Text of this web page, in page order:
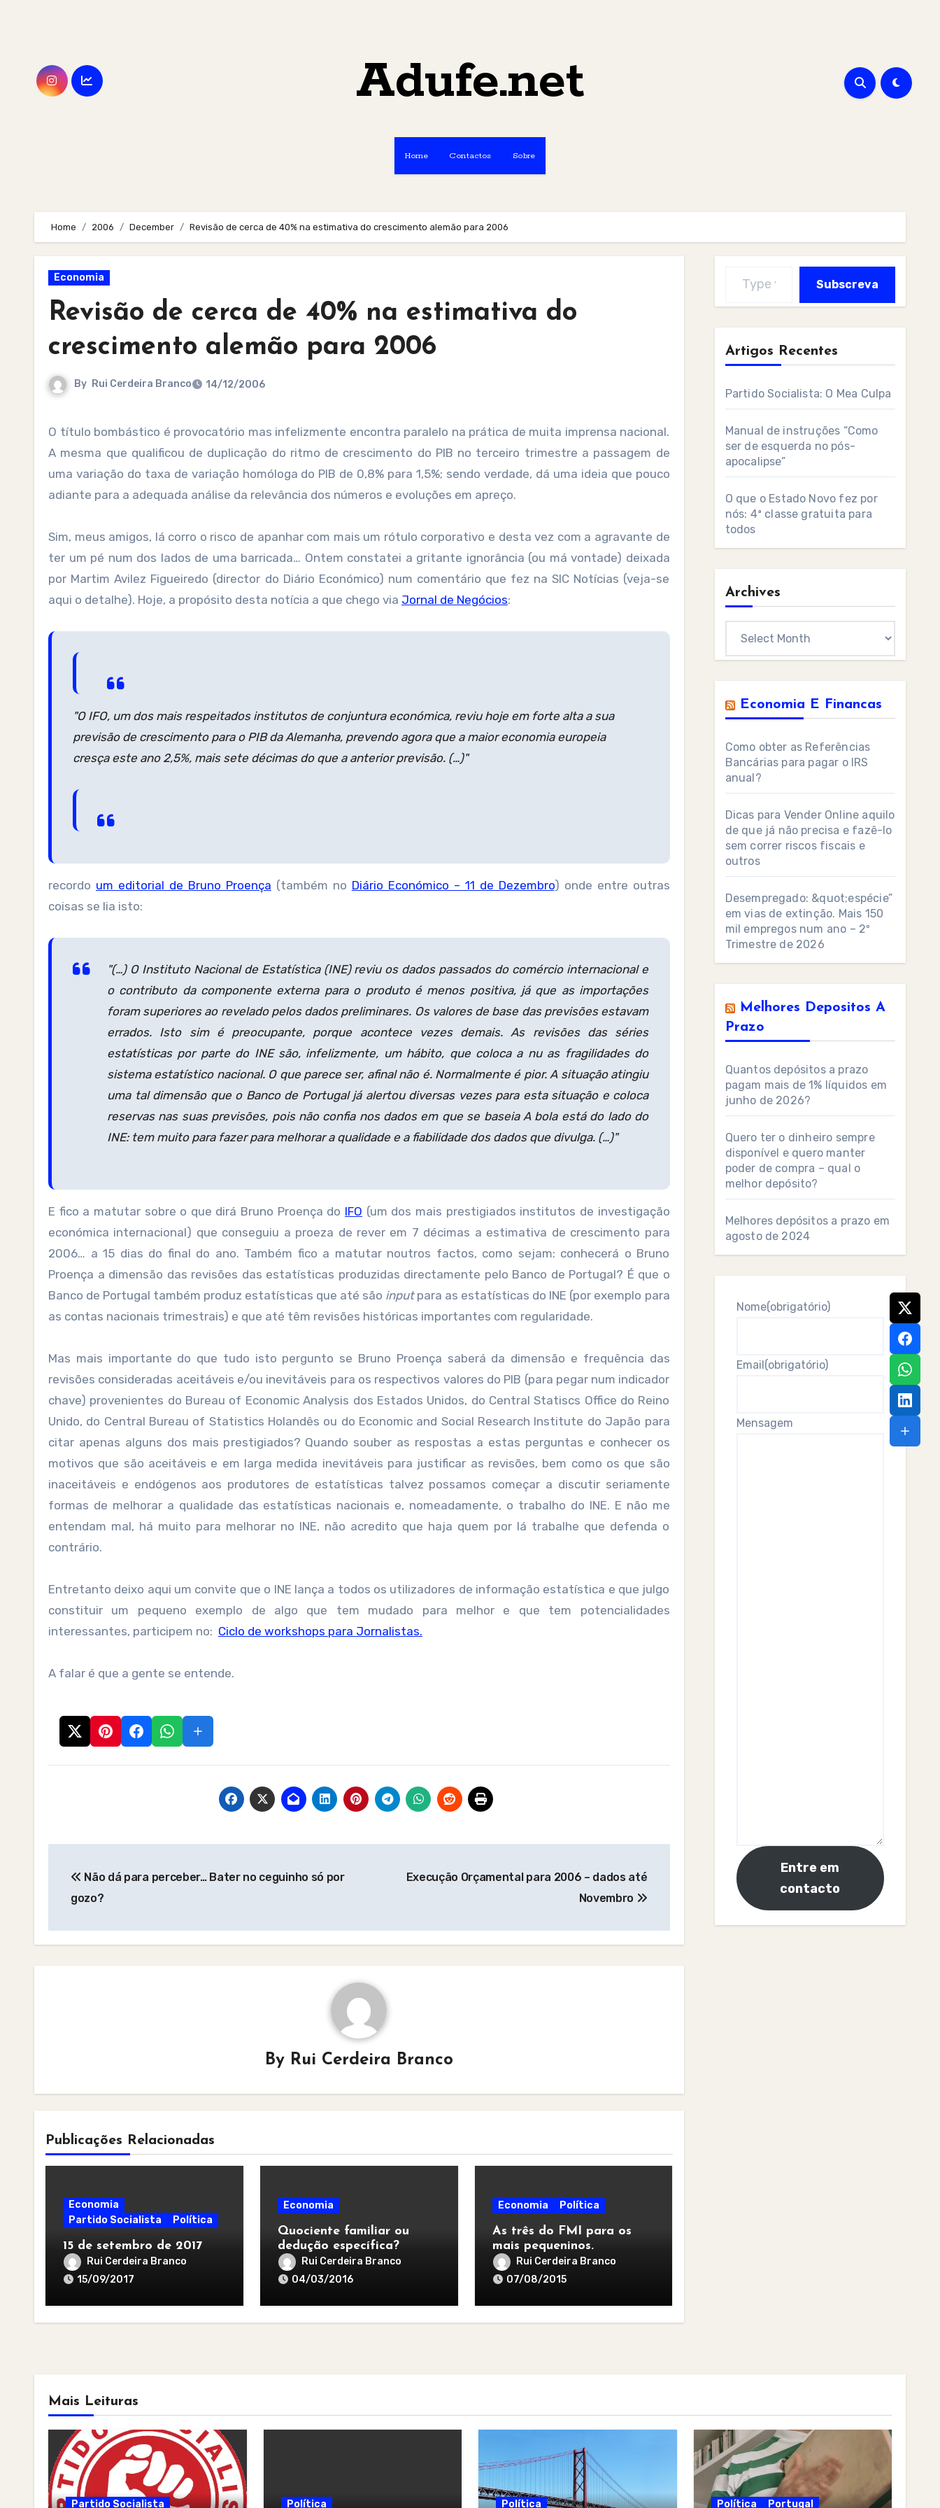
Adufe.net
Home Contactos Sobre
Home 2006 December Revisão de cerca de 40% na estimativa do crescimento alemão para 2006
Economia
Revisão de cerca de 40% na estimativa do
crescimento alemão para 2006
By Rui Cerdeira Branco 14/12/2006
O título bombástico é provocatório mas infelizmente encontra paralelo na prática de muita imprensa nacional.
A mesma que qualificou de duplicação do ritmo de crescimento do PIB no terceiro trimestre a passagem de
uma variação do taxa de variação homóloga do PIB de 0,8% para 1,5%; sendo verdade, dá uma ideia que pouco
adiante para a adequada análise da relevância dos números e evoluções em apreço.
Sim, meus amigos, lá corro o risco de apanhar com mais um rótulo corporativo e desta vez com a agravante de
ter um pé num dos lados de uma barricada… Ontem constatei a gritante ignorância (ou má vontade) deixada
por Martim Avilez Figueiredo (director do Diário Económico) num comentário que fez na SIC Notícias (veja-se
aqui o detalhe). Hoje, a propósito desta notícia a que chego via Jornal de Negócios:
"O IFO, um dos mais respeitados institutos de conjuntura económica, reviu hoje em forte alta a sua
previsão de crescimento para o PIB da Alemanha, prevendo agora que a maior economia europeia
cresça este ano 2,5%, mais sete décimas do que a anterior previsão. (…)"
recordo um editorial de Bruno Proença (também no Diário Económico – 11 de Dezembro) onde entre outras
coisas se lia isto:
"(…) O Instituto Nacional de Estatística (INE) reviu os dados passados do comércio internacional e
o contributo da componente externa para o produto é menos positiva, já que as importações
foram superiores ao revelado pelos dados preliminares. Os valores de base das previsões estavam
errados. Isto sim é preocupante, porque acontece vezes demais. As revisões das séries
estatísticas por parte do INE são, infelizmente, um hábito, que coloca a nu as fragilidades do
sistema estatístico nacional. O que parece ser, afinal não é. Normalmente é pior. A situação atingiu
uma tal dimensão que o Banco de Portugal já alertou diversas vezes para esta situação e coloca
reservas nas suas previsões, pois não confia nos dados em que se baseia A bola está do lado do
INE: tem muito para fazer para melhorar a qualidade e a fiabilidade dos dados que divulga. (…)"
E fico a matutar sobre o que dirá Bruno Proença do IFO (um dos mais prestigiados institutos de investigação
económica internacional) que conseguiu a proeza de rever em 7 décimas a estimativa de crescimento para
2006… a 15 dias do final do ano. Também fico a matutar noutros factos, como sejam: conhecerá o Bruno
Proença a dimensão das revisões das estatísticas produzidas directamente pelo Banco de Portugal? É que o
Banco de Portugal também produz estatísticas que até são inputpara as estatísticas do INE (por exemplo para
as contas nacionais trimestrais) e que até têm revisões históricas importantes com regularidade.
Mas mais importante do que tudo isto pergunto se Bruno Proença saberá da dimensão e frequência das
revisões consideradas aceitáveis e/ou inevitáveis para os respectivos valores do PIB (para pegar num indicador
chave) provenientes do Bureau of Economic Analysis dos Estados Unidos, do Central Statiscs Office do Reino
Unido, do Central Bureau of Statistics Holandês ou do Economic and Social Research Institute do Japão para
citar apenas alguns dos mais prestigiados? Quando souber as respostas a estas perguntas e conhecer os
motivos que são aceitáveis e em larga medida inevitáveis para justificar as revisões, bem como os que são
inaceitáveis e endógenos aos produtores de estatísticas talvez possamos começar a discutir seriamente
formas de melhorar a qualidade das estatísticas nacionais e, nomeadamente, o trabalho do INE. E não me
entendam mal, há muito para melhorar no INE, não acredito que haja quem por lá trabalhe que defenda o
contrário.
Entretanto deixo aqui um convite que o INE lança a todos os utilizadores de informação estatística e que julgo
constituir um pequeno exemplo de algo que tem mudado para melhor e que tem potencialidades
interessantes, participem no: Ciclo de workshops para Jornalistas.
A falar é que a gente se entende.
navigation
Não dá para perceber… Bater no ceguinho só por
gozo?
Execução Orçamental para 2006 – dados até
Novembro
By Rui Cerdeira Branco
Publicações Relacionadas
Economia
Partido Socialista
Política
15 de setembro de 2017
Rui Cerdeira Branco
15/09/2017
Economia
Quociente familiar ou
dedução específica?
Rui Cerdeira Branco
04/03/2016
Economia Política
As três do FMI para os
mais pequeninos.
Rui Cerdeira Branco
07/08/2015
Subscreva
Artigos Recentes
Partido Socialista: O Mea Culpa
Manual de instruções “Como
ser de esquerda no pós-
apocalipse”
O que o Estado Novo fez por
nós: 4ª classe gratuita para
todos
Archives
Economia E Financas
Como obter as Referências
Bancárias para pagar o IRS
anual?
Dicas para Vender Online aquilo
de que já não precisa e fazê-lo
sem correr riscos fiscais e
outros
Desempregado: &quot;espécie”
em vias de extinção. Mais 150
mil empregos num ano – 2º
Trimestre de 2026
Melhores Depositos A
Prazo
Quantos depósitos a prazo
pagam mais de 1% líquidos em
junho de 2026?
Quero ter o dinheiro sempre
disponível e quero manter
poder de compra – qual o
melhor depósito?
Melhores depósitos a prazo em
agosto de 2024
Nome(obrigatório)
Email(obrigatório)
Mensagem
Entre em
contacto
Mais Leituras
Partido Socialista Política Política Política Portugal